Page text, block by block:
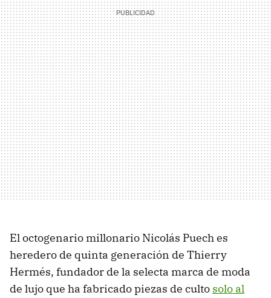
El octogenario millonario Nicolás Puech es
heredero de quinta generación de Thierry
Hermés, fundador de la selecta marca de moda
de lujo que ha fabricado piezas de culto solo al